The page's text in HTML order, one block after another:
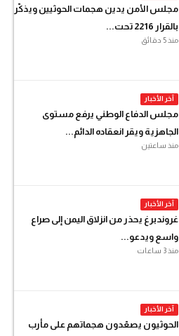
مجلس الأمن يدين هجمات الحوثيين ويذكّر
بالقرار 2216 تحت...
منذ 5 دقائق
آخر الأخبار
مجلس الدفاع الوطني يرفع مستوى
الجاهزية ويقر انعقاده الدائم...
منذ ساعتين
آخر الأخبار
غروندبرغ يحذر من انزلاق اليمن إلى صراع
واسع ويدعو...
منذ 3 ساعات
آخر الأخبار
الحوثيون يصعّدون هجماتهم على مأرب